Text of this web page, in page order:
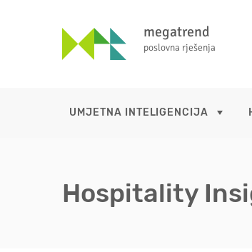
megatrend
poslovna rješenja
UMJETNA INTELIGENCIJA
Hospitality